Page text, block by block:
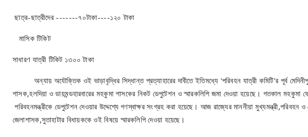
ছাত্র-ছাত্রীদের -------৭০টাকা----১২০ টাকা
মাসিক টিকিট
সাধারণ যাত্রী টিকিট ১৩০০ টাকা
অন্যায় অযৌক্তিক ওই ভাড়াবৃদ্ধির সিদ্ধান্ত প্রত্যাহারের দাবীতে ইতিমধ্যে 'পরিবহন যাত্রী কমিটি'র পূর্ব মেদিনীপুর
শাসক,হলদিয়া ও ডায়মন্ডহারবারের মহকুমা শাসকের নিকট ডেপুটেশন ও স্মারকলিপি জমা দেওয়া হয়েছে। গতকাল মহকুমা
পরিবহনমন্ত্রীকে ডেপুটেশন দেওয়ার উদ্দেশ্যে গণস্বাক্ষর সংগ্রহ করা হয়েছে। আজ রাজ্যের মাননীয়া মুখ্যমন্ত্রী,পরিবহন
জেলাশাসক,সুতাহাটার বিধায়ককে ওই বিষয়ে স্মারকলিপি দেওয়া হয়েছে।